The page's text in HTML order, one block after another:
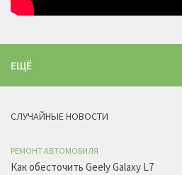
ЕЩЁ
СЛУЧАЙНЫЕ НОВОСТИ
РЕМОНТ АВТОМОБИЛЯ
Как обесточить Geely Galaxy L7